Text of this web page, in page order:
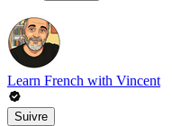
Learn French with Vincent
Suivre